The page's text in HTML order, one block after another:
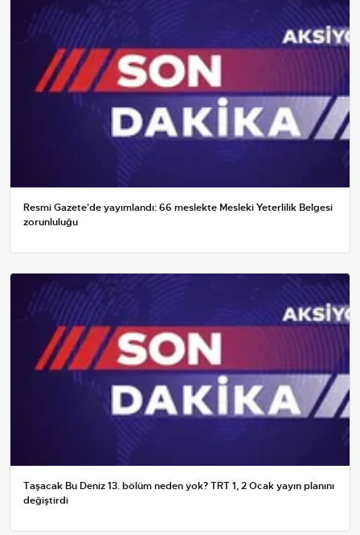
Resmi Gazete'de yayımlandı: 66 meslekte Mesleki Yeterlilik Belgesi
zorunluluğu
Taşacak Bu Deniz 13. bölüm neden yok? TRT 1, 2 Ocak yayın planını
değiştirdi